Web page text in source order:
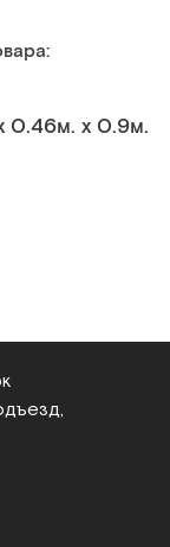
0.46м. x 0.9м.